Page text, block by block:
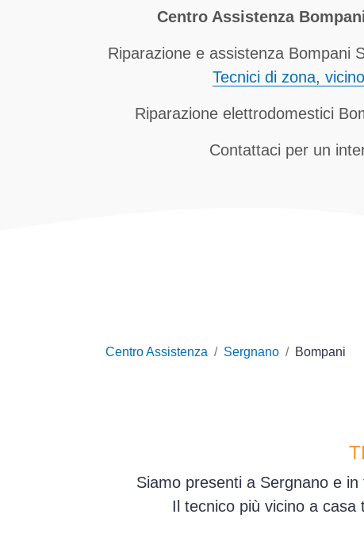
Centro Assistenza
Riparazione e assistenza Bompani
Tecnici di zona,
Riparazione elettrodomestici
Contattaci per un
Centro Assistenza Sergnano Bompani
Siamo presenti a Sergnano e
Il tecnico più vicino a